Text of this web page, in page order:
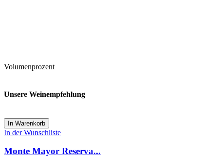
Volumenprozent
Unsere Weinempfehlung
In Warenkorb
In der Wunschliste
Monte Mayor Reserva...